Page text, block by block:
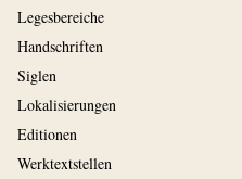
Legesbereiche
Handschriften
Siglen
Lokalisierungen
Editionen
Werktextstellen